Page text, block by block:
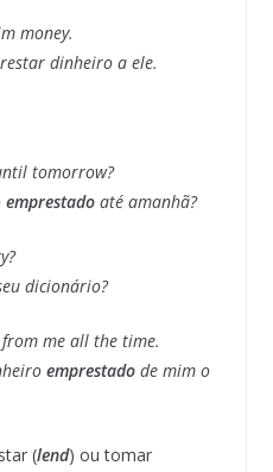
money.
dinheiro a ele.
tomorrow?
emprestadoaté amanhã?
dicionário?
me all the time.
emprestadode mim o
(lend) ou tomar